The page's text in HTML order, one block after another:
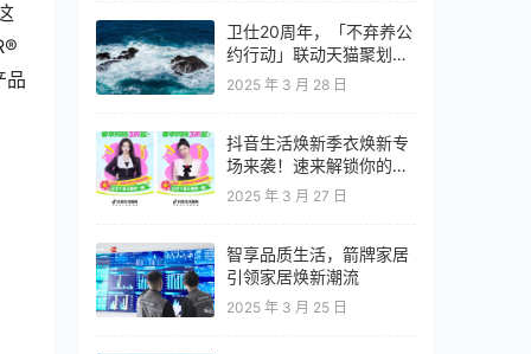
品
卫仕20周年，「不弃养公
约行动」联动天猫聚划算
欢聚日
2025 年 3 月 28 日
抖音生活焕新季衣焕新专
场来袭！速来解锁你的春
日OOTD！
2025 年 3 月 27 日
智享品质生活，箭牌家居
引领家居焕新潮流
2025 年 3 月 25 日